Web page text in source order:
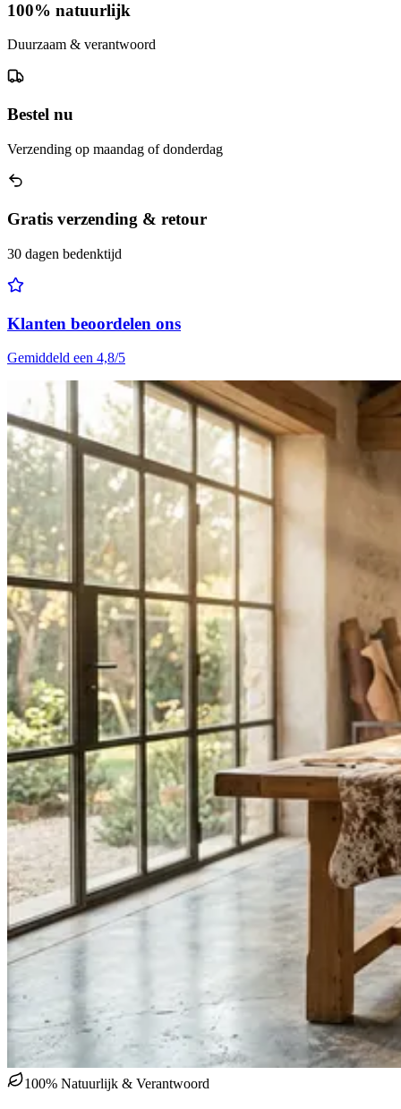
100% natuurlijk
Duurzaam & verantwoord
Bestel nu
Verzending op maandag of donderdag
Gratis verzending & retour
30 dagen bedenktijd
Klanten beoordelen ons
Gemiddeld een 4,8/5
100% Natuurlijk & Verantwoord